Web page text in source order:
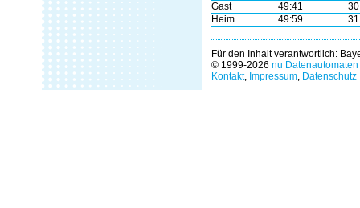
Gast
49:41
Heim
49:59
Für den Inhalt verantwortlich:
© 1999-2026 nu
Kontakt, Impressum, Datenschutz